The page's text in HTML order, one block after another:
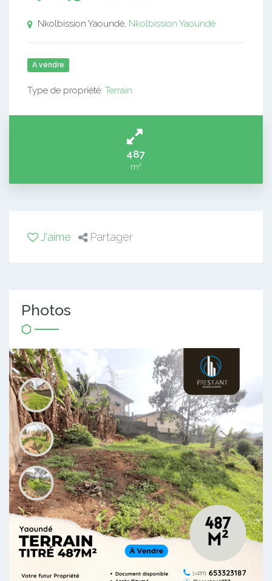
Nkolbission Yaoundé, Nkolbission Yaoundé
A vendre
Type de propriété: Terrain
487
m²
J'aime Partager
Photos